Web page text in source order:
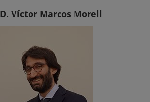
D. Víctor Marcos Morell